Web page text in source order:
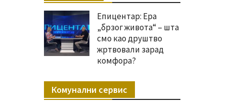
Епицентар: Ера
„брзог живота“ – шта
смо као друштво
жртвовали зарад
комфора?
Комунални сервис